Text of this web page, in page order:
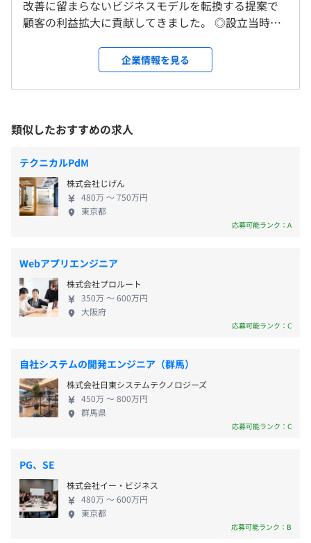
■勉強会の開催
・GISや積算システムをはじめ、業務知識を深める勉強会
を実施しています
・エンジニアとしての総合力を身につけるため、ヒアリン
修、管理職研修等）
■資格褒賞金
プロジェクトごとに選択、オブジェクト指向、ウォーター
「全員経営」を掲げており、「こんなことをやりたい、こ
ういう部分をこうしたい」という意見があれば、自分たち
で変えたりつくったりすることがしやすい環境です。
■半期に1回の全社キックオフでは、目標や実績を共有し
ています
■表彰制度
■自身で立てた目標に対して、進捗や実績を評価する
＜変更範囲＞
会社の定める場所
受動喫煙防止措置に関する事項
■週休2日（土日祝）
※月1回の土曜出社の可能性あり
■有給休暇（入社時に特別有給付与）
■産前産後・育児休暇（取得・復職実績有）
■交通費全額支給
■役職手当
■職能手当
■資格褒賞金
■育児手当（※当社規定によります）
賞与2回（10月・3月）
年2回（4月および10月）
改善に留まらないビジネスモデルを転換する提案で
顧客の利益拡大に貢献してきました。 ◎設立当時よ
業のグループ会社との取引実績があり、当社のエン
ジニアはさまざまなプロジェクトに裁量を持って参
画できます。またプログラミングのスキルだけではな
当社は大阪本社、東京支社の2拠点で事業を展開する
システム開発会社。従業員の98％がエンジニアとい
うエンジニア中心の会社です。GISシステム、積算シ
ステムを得意とし、オープン系＆Web系システムを
メインの技術領域としていますが、並行して新たな
事業開発にも取り組んでいます。公共系システムを中
心に持続的な成長を遂げて、2001年3月の設立以来24
ます。近年は、前年比15～20％（売上ベース）のス
ピードで成長しており、2024年度には売上高10億円
を達成いたしました！ 【働く環境】 従業員の98％が
エンジニアで、エンジニアを中心とした会社づくり
を心掛けています。会社の意思決定もエンジニアが主
や規程づくり、採用活動に参画することが可能です。
当社は働きやすい環境の向上に努め、福利厚生や社
内制度も充実しています。 各種社会保険完備／交通
費全額支給／残業手当100％支給／資格褒賞金／育児
手当（※当社規定による）／住宅手当（※当社規定
／時短勤務制度／ハネムーン制度／結婚・出産祝い
金制度／社員旅行(2年に1回、海外：グアム、ソウ
ル、台湾、セブ等)／クラブ活動（野球、自転車、フ
ットサル、テニス、麻雀、ゲーム等）／社内ドリン
企業情報を見る
類似したおすすめの求人
テクニカルPdM
株式会社じげん
480万 〜 750万円
東京都
応募可能ランク：A
Webアプリエンジニア
株式会社プロルート
350万 〜 600万円
大阪府
応募可能ランク：C
自社システムの開発エンジニア（群馬）
株式会社日東システムテクノロジーズ
450万 〜 800万円
群馬県
応募可能ランク：C
PG、SE
株式会社イー・ビジネス
480万 〜 600万円
東京都
応募可能ランク：B